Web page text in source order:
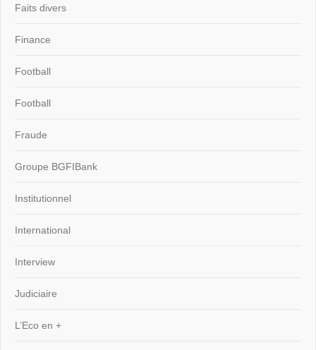
Faits divers
Finance
Football
Football
Fraude
Groupe BGFIBank
Institutionnel
International
Interview
Judiciaire
L’Eco en +